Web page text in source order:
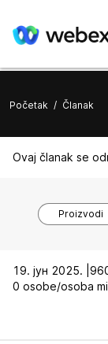
Početak / Članak
Ovaj članak se
Proizvodi
19. јун 2025. |
0 osobe/osoba